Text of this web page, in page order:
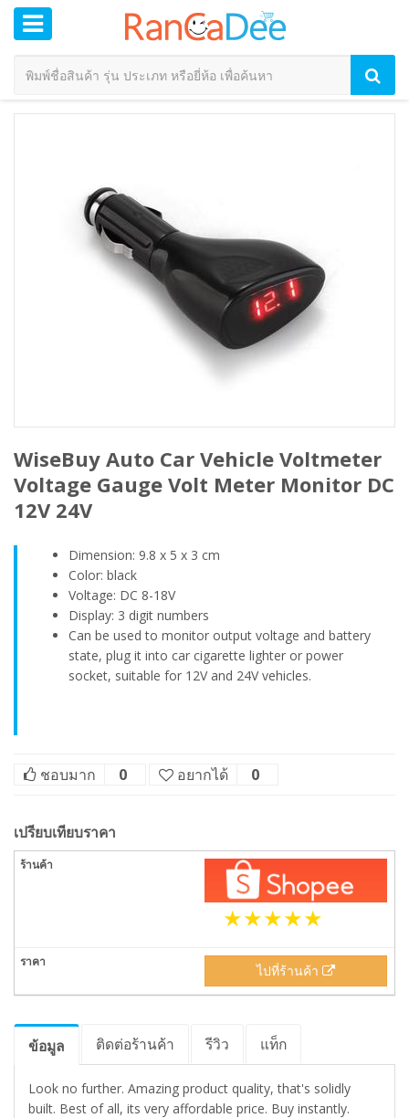
WiseBuy Auto Car Vehicle Voltmeter
Voltage Gauge Volt Meter Monitor DC
12V 24V
Dimension: 9.8 x 5 x 3 cm
Color: black
Voltage: DC 8-18V
Display: 3 digit numbers
Can be used to monitor output voltage and battery
state, plug it into car cigarette lighter or power
socket, suitable for 12V and 24V vehicles.
ชอบมาก 0 อยากได้ 0
เปรียบเทียบราคา
ไปที่ร้านค้า
ข้อมูล ติดต่อร้านค้า รีวิว แท็ก
Look no further. Amazing product quality, that's solidly
built. Best of all, its very affordable price. Buy instantly.